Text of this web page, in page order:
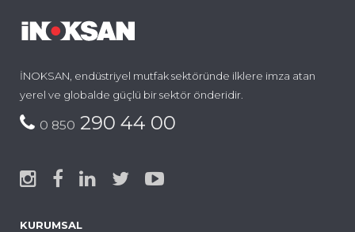
İNOKSAN, endüstriyel mutfak sektöründe ilklere imza atan
yerel ve globalde güçlü bir sektör önderidir.
0 850 290 44 00
KURUMSAL